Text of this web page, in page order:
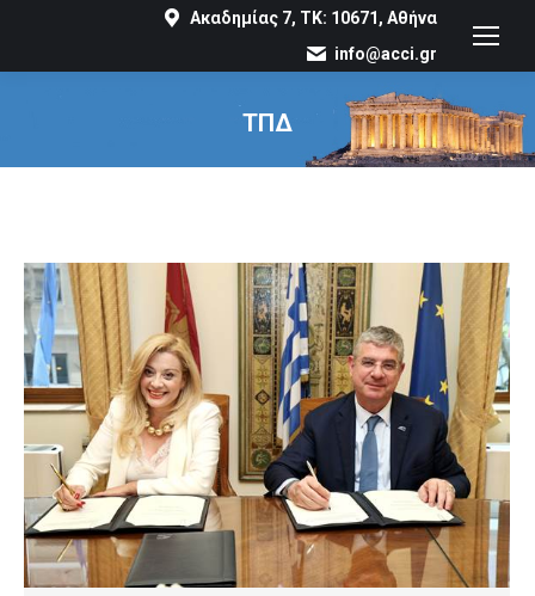
Ακαδημίας 7, ΤΚ: 10671, Αθήνα
info@acci.gr
ΤΠΔ
You are here: